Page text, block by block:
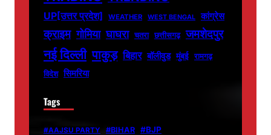
UP[उत्तर प्रदेश] WEATHER WEST BENGAL कांग्रेस
क्राइम गोमिया घाघरा चतरा छत्तीसगढ़ जमशेदपुर
नई दिल्ली पाकुड़ बिहार बॉलीवुड मुंबई रामगढ़
विदेश सिमरिया
Tags
#AAJSU PARTY #BIHAR #BJP